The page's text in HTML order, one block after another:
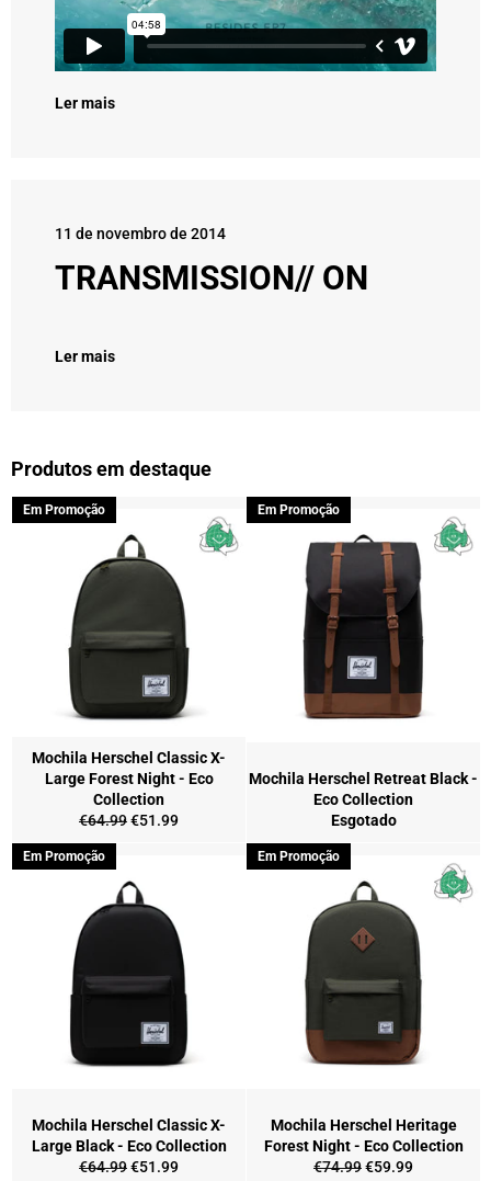
Ler mais
11 de novembro de 2014
TRANSMISSION// ON
Ler mais
Produtos em destaque
Mochila Herschel Classic X-
Large Forest Night - Eco
Collection
Preço
normal
€64.99Preço
€51.99
Em Promoção
Mochila Herschel Retreat Black -
Eco Collection
Esgotado
Em Promoção
Mochila Herschel Classic X-
Large Black - Eco Collection
Preço
€64.99Preço
€51.99
Em Promoção
Mochila Herschel Heritage
Forest Night - Eco Collection
Preço
€74.99Preço
€59.99
Em Promoção